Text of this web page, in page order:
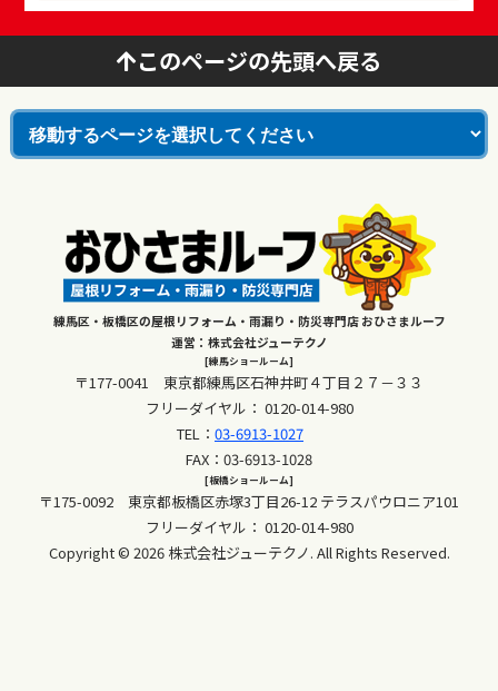
このページの先頭へ戻る
練馬区・板橋区の屋根リフォーム・雨漏り・防災専門店 おひさまルーフ
運営：株式会社ジューテクノ
[練馬ショールーム]
〒177-0041 東京都練馬区石神井町４丁目２７－３３
フリーダイヤル： 0120-014-980
TEL： 03-6913-1027
FAX：03-6913-1028
[板橋ショールーム]
〒175-0092 東京都板橋区赤塚3丁目26-12 テラスパウロニア101
フリーダイヤル： 0120-014-980
Copyright © 2026 株式会社ジューテクノ. All Rights Reserved.